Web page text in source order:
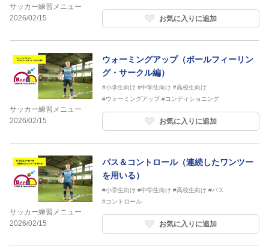
サッカー練習メニュー
2026/02/15
お気に入りに追加
サッカー練習メニュー
2026/02/15
ウォーミングアップ（ボールフィーリン
グ・サークル編）
#小学生向け #中学生向け #高校生向け
#ウォーミングアップ #コンディショニング
お気に入りに追加
サッカー練習メニュー
2026/02/15
パス＆コントロール（連続したワンツー
を用いる）
#小学生向け #中学生向け #高校生向け #パス
#コントロール
お気に入りに追加